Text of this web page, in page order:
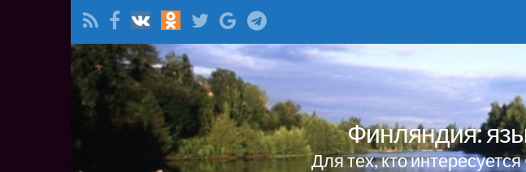
Финляндия:
Для тех, кто